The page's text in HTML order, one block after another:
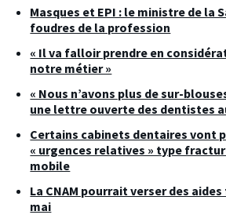
Masques et EPI : le ministre de la
foudres de la profession
« Il va falloir prendre en
notre métier »
« Nous n’avons plus de sur-
une lettre ouverte des dentistes
Certains cabinets dentaires vont
« urgences relatives » type
mobile
La CNAM pourrait verser des
mai